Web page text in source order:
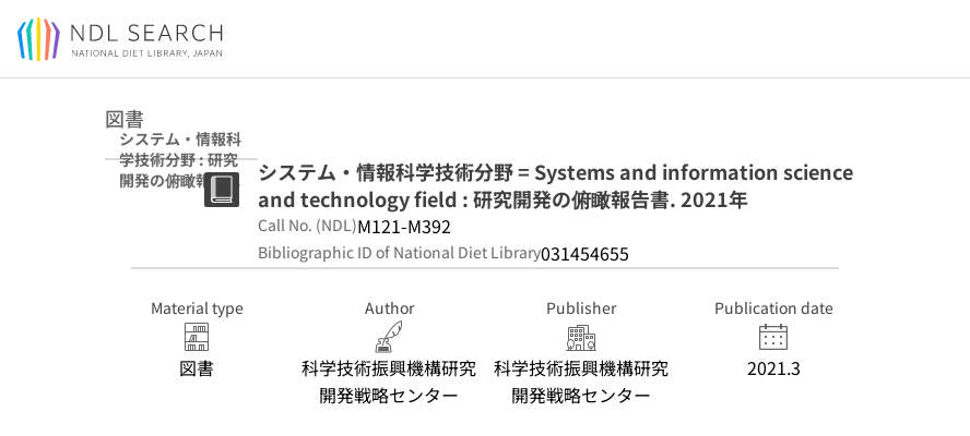
Jump to main content
図書
システム・情報科
学技術分野 : 研究
開発の俯瞰報告書
システム・情報科学技術分野 = Systems and information science
and technology field : 研究開発の俯瞰報告書. 2021年
Call No. (NDL)M121-M392
Bibliographic ID of National Diet Library031454655
Material type
図書
Author
科学技術振興機構研究
開発戦略センター
Publisher
科学技術振興機構研究
開発戦略センター
Publication date
2021.3